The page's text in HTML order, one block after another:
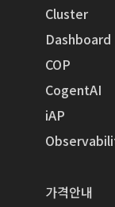
Cluster
Dashboard
COP
CogentAI
iAP
가격안내